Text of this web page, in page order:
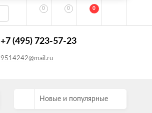
0 0 0
+7 (495) 723-57-23
9514242@mail.ru
Новые и популярные